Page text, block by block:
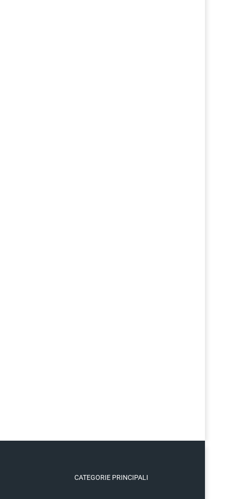
CATEGORIE PRINCIPALI